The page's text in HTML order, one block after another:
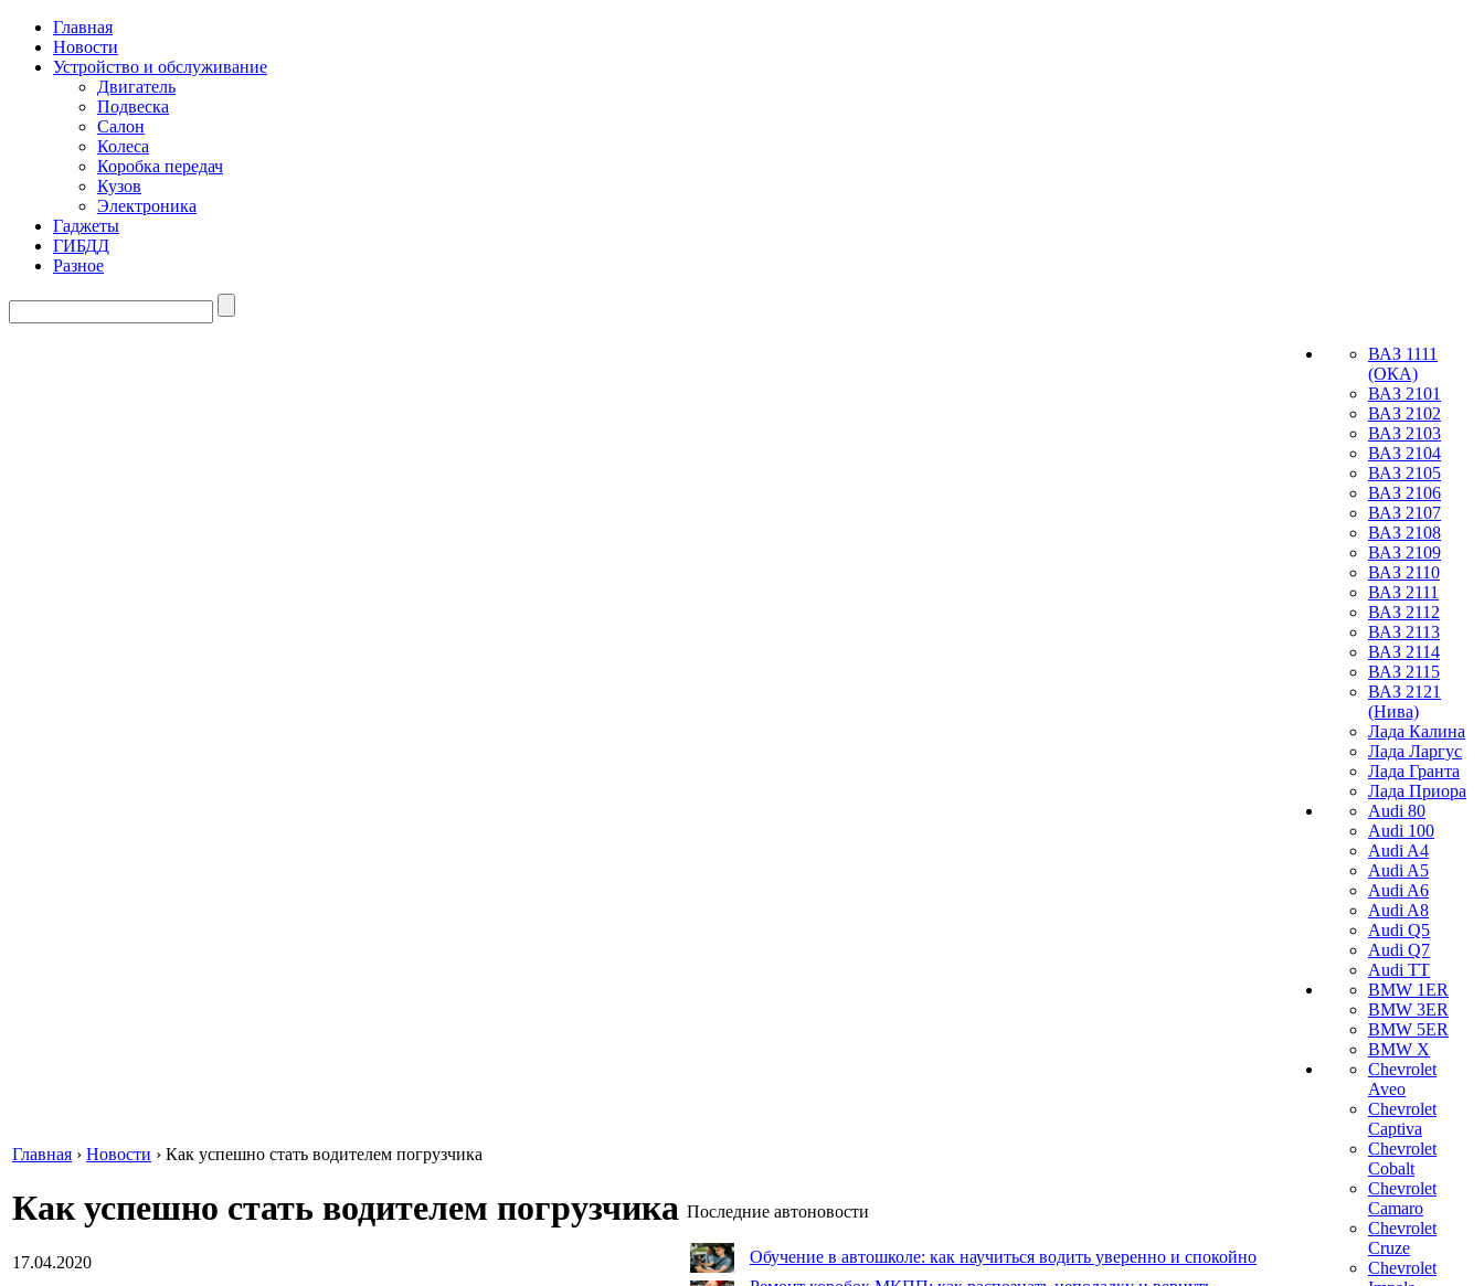
Главная
Новости
Устройство и обслуживание
Двигатель
Подвеска
Салон
Колеса
Коробка передач
Кузов
Электроника
Гаджеты
ГИБДД
Разное
Главная › Новости › Как успешно стать водителем погрузчика
Как успешно стать водителем погрузчика
17.04.2020
Последние автоновости
Обучение в автошколе: как научиться водить уверенно и спокойно
ВАЗ 1111
(ОКА)
ВАЗ 2101
ВАЗ 2102
ВАЗ 2103
ВАЗ 2104
ВАЗ 2105
ВАЗ 2106
ВАЗ 2107
ВАЗ 2108
ВАЗ 2109
ВАЗ 2110
ВАЗ 2111
ВАЗ 2112
ВАЗ 2113
ВАЗ 2114
ВАЗ 2115
ВАЗ 2121
(Нива)
Лада Калина
Лада Ларгус
Лада Гранта
Лада Приора
Audi 80
Audi 100
Audi A4
Audi A5
Audi A6
Audi A8
Audi Q5
Audi Q7
Audi TT
BMW 1ER
BMW 3ER
BMW 5ER
BMW X
Chevrolet
Aveo
Chevrolet
Captiva
Chevrolet
Cobalt
Chevrolet
Camaro
Chevrolet
Cruze
Chevrolet